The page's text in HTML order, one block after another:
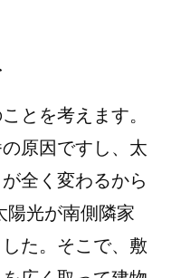
とを考えます。
原因ですし、太
全く変わるから
陽光が南側隣家
た。そこで、敷